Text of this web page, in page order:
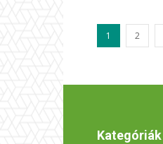
1 2
Kategóriák